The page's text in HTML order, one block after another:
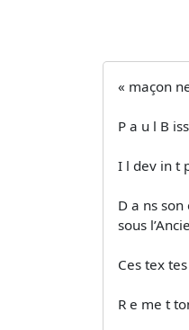
« maçon
P a u l B
I l dev in t
D a ns
sous
Ces tex
R e me t